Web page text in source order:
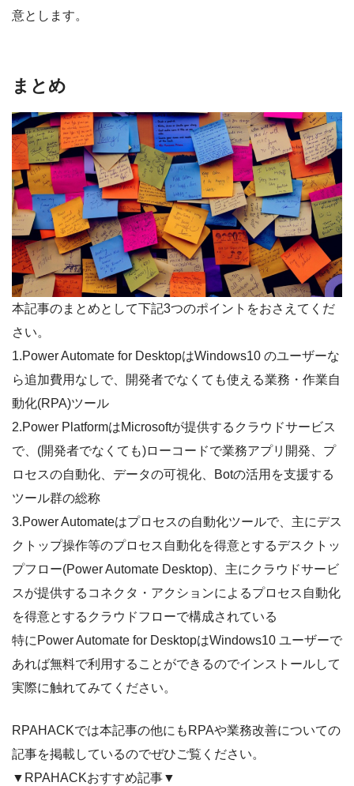
意とします。
まとめ
本記事のまとめとして下記3つのポイントをおさえてくだ
さい。
1.Power Automate for DesktopはWindows10 のユーザーな
ら追加費用なしで、開発者でなくても使える業務・作業自
動化(RPA)ツール
2.Power PlatformはMicrosoftが提供するクラウドサービス
で、(開発者でなくても)ローコードで業務アプリ開発、プ
ロセスの自動化、データの可視化、Botの活用を支援する
ツール群の総称
3.Power Automateはプロセスの自動化ツールで、主にデス
クトップ操作等のプロセス自動化を得意とするデスクトッ
プフロー(Power Automate Desktop)、主にクラウドサービ
スが提供するコネクタ・アクションによるプロセス自動化
を得意とするクラウドフローで構成されている
特にPower Automate for DesktopはWindows10 ユーザーで
あれば無料で利用することができるのでインストールして
実際に触れてみてください。
RPAHACKでは本記事の他にもRPAや業務改善についての
記事を掲載しているのでぜひご覧ください。
▼RPAHACKおすすめ記事▼